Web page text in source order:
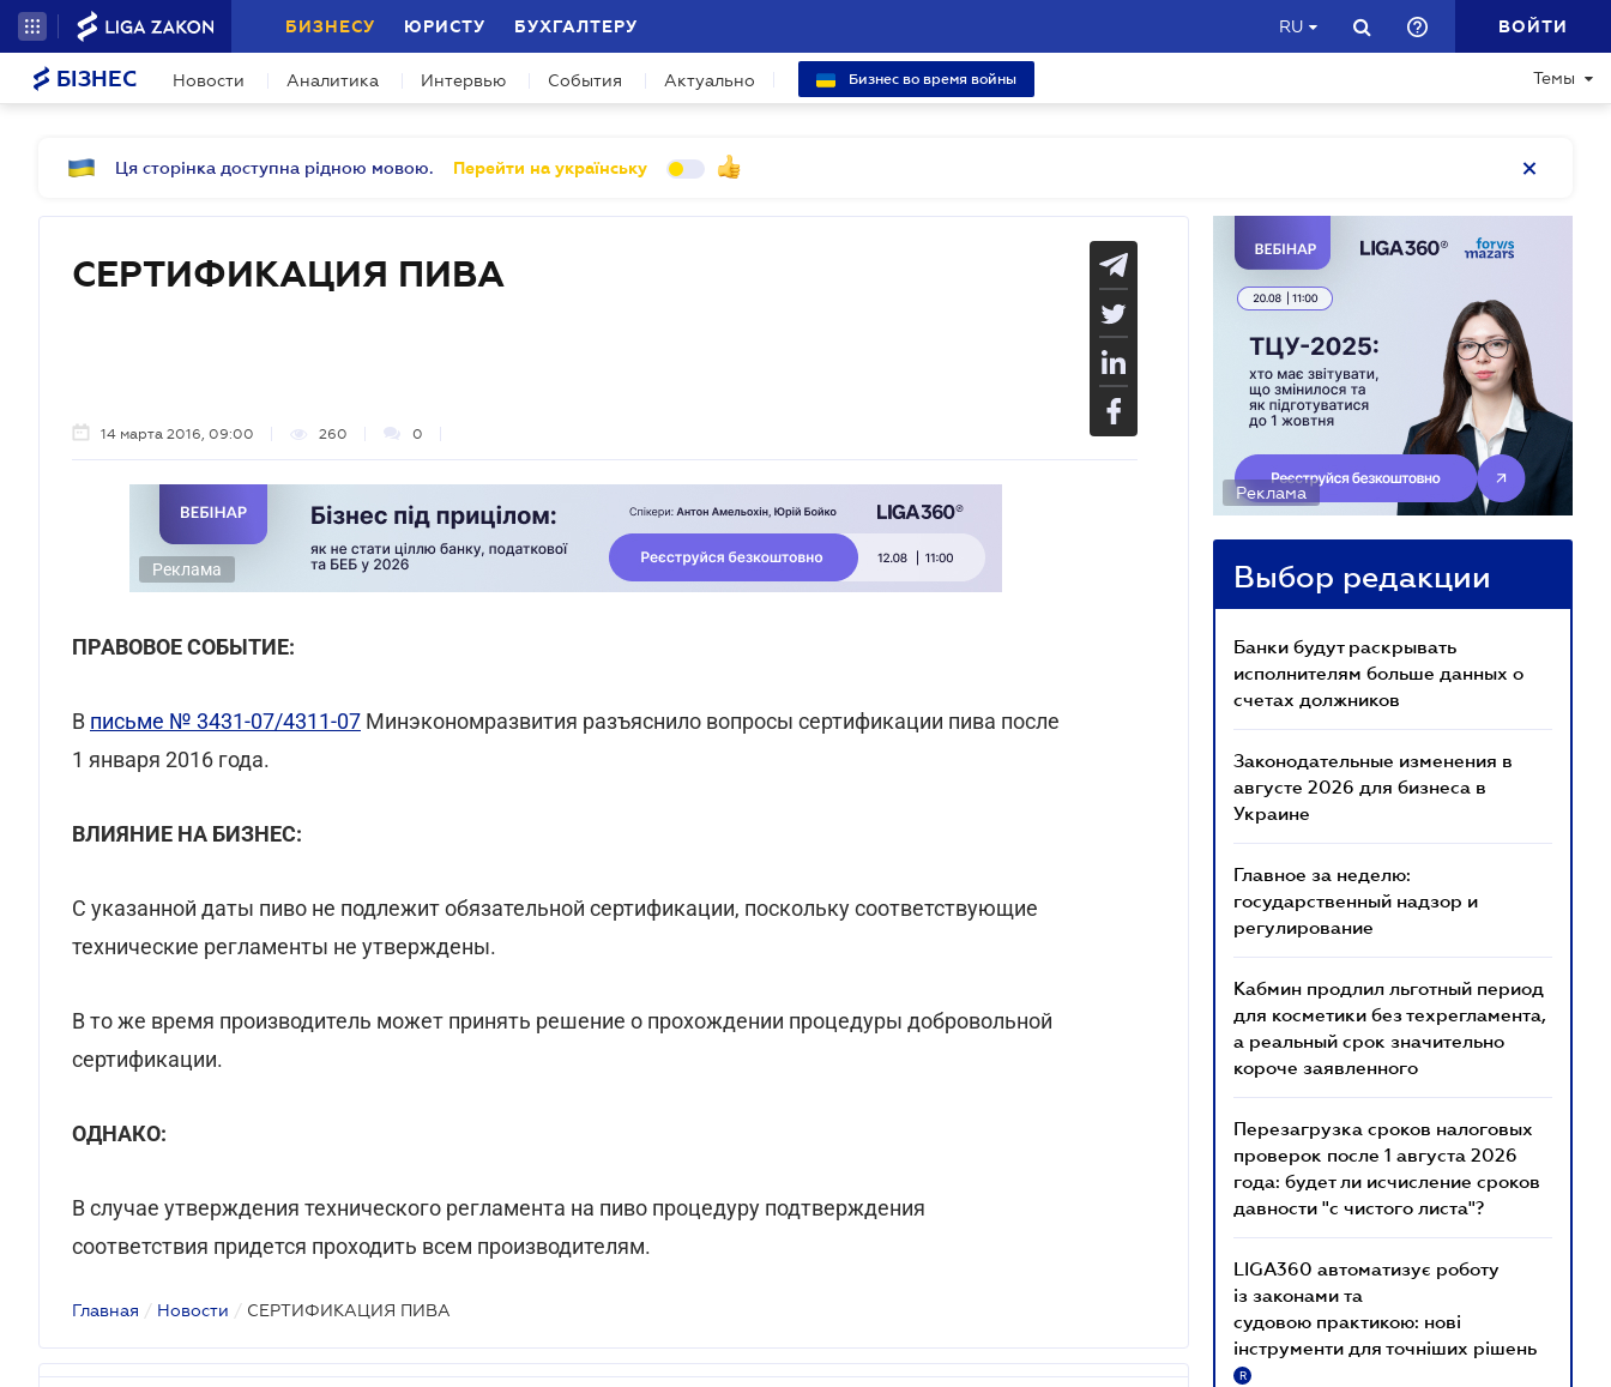
БИЗНЕСУ ЮРИСТУ БУХГАЛТЕРУ RU ВОЙТИ
БІЗНЕС Новости Аналитика Интервью События Актуально Бизнес во время войны Темы
Ця сторінка доступна рідною мовою. Перейти на українську
СЕРТИФИКАЦИЯ ПИВА
14 марта 2016, 09:00 260 0
Реклама
ПРАВОВОЕ СОБЫТИЕ:
В письме № 3431-07/4311-07 Минэкономразвития разъяснило вопросы сертификации пива после
1 января 2016 года.
ВЛИЯНИЕ НА БИЗНЕС:
С указанной даты пиво не подлежит обязательной сертификации, поскольку соответствующие
технические регламенты не утверждены.
В то же время производитель может принять решение о прохождении процедуры добровольной
сертификации.
ОДНАКО:
В случае утверждения технического регламента на пиво процедуру подтверждения
соответствия придется проходить всем производителям.
Главная / Новости / СЕРТИФИКАЦИЯ ПИВА
Реклама
Выбор редакции
Банки будут раскрывать
исполнителям больше данных о
счетах должников
Законодательные изменения в
августе 2026 для бизнеса в
Украине
Главное за неделю:
государственный надзор и
регулирование
Кабмин продлил льготный период
для косметики без техрегламента,
а реальный срок значительно
короче заявленного
Перезагрузка сроков налоговых
проверок после 1 августа 2026
года: будет ли исчисление сроков
давности "с чистого листа"?
LIGA360 автоматизує роботу
із законами та
судовою практикою: нові
інструменти для точніших рішень
R